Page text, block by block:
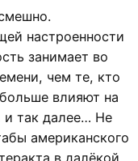
настроенности
занимает во
чем те, кто
влияют на
и так далее… Не
американского
в далёкой